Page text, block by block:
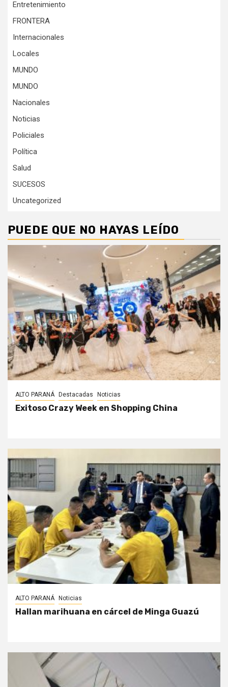
Entretenimiento
FRONTERA
Internacionales
Locales
MUNDO
MUNDO
Nacionales
Noticias
Policiales
Política
Salud
SUCESOS
Uncategorized
PUEDE QUE NO HAYAS LEÍDO
ALTO PARANÁ Destacadas Noticias
Exitoso Crazy Week en Shopping China
ALTO PARANÁ Noticias
Hallan marihuana en cárcel de Minga Guazú